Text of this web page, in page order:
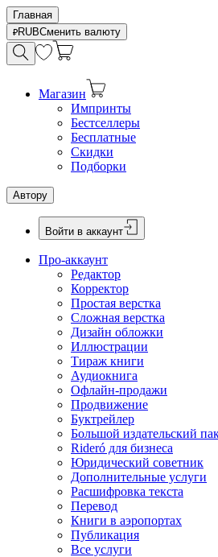
Главная
RUBСменить валюту
Магазин
Импринты
Бестселлеры
Бесплатные
Скидки
Подборки
Автору
Войти в аккаунт
Про-аккаунт
Редактор
Корректор
Простая верстка
Сложная верстка
Дизайн обложки
Иллюстрации
Тираж книги
Аудиокнига
Офлайн-продажи
Продвижение
Буктрейлер
Большой издательский
Rideró для бизнеса
Юридический советник
Дополнительные услуги
Расшифровка текста
Перевод
Книги в аэропортах
Публикация
Все услуги